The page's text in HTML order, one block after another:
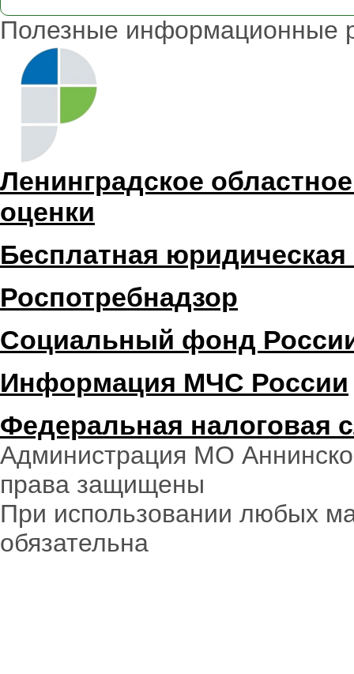
Полезные информационные
Ленинградское
оценки
Бесплатная
Роспотребнадзор
Социальный фонд
Информация МЧС России
Федеральная налоговая
Администрация МО
права защищены
При использовании любых
обязательна